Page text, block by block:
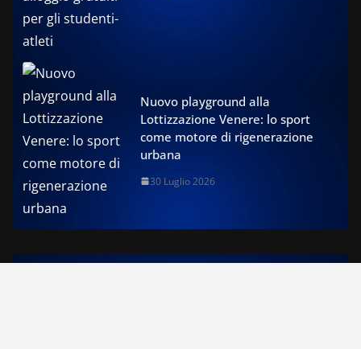
Nuovo playground alla
Lottizzazione Venere: lo sport
come motore di rigenerazione
urbana
30 Luglio 2026